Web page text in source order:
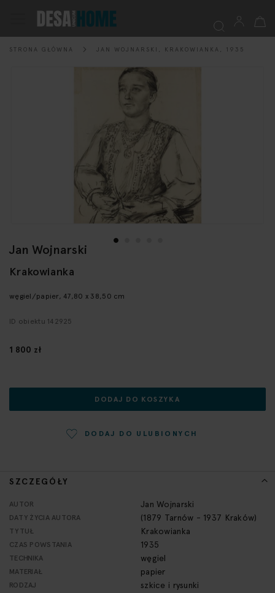
Mój
STRONA GŁÓWNA JAN WOJNARSKI, KRAKOWIANKA, 1935
Przejdź
galerii
SZCZEGÓŁY
Więcej
informacji
AUTOR Jan Wojnarski
DATY ŻYCIA AUTORA (1879 Tarnów - 1937 Kraków)
TYTUŁ Krakowianka
CZAS POWSTANIA 1935
TECHNIKA węgiel
MATERIAŁ papier
RODZAJ szkice i rysunki
Jan Wojnarski
węgiel/papier, 47,80 x 38,50 cm
Krakowianka
ID obiektu 142925
1 800 zł
DODAJ DO KOSZYKA
DODAJ DO ULUBIONYCH